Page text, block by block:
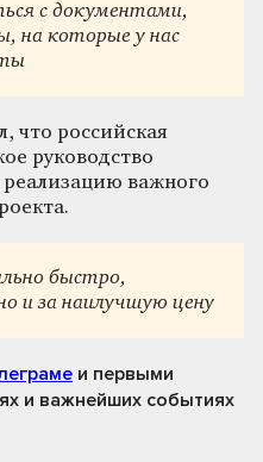
с документами,
на которые у нас
что российская
руководство
важного
быстро,
и за наилучшую цену
и первыми
и важнейших событиях